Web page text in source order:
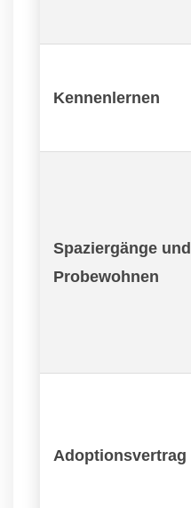
Kennenlernen
Spaziergänge und
Probewohnen
Adoptionsvertrag